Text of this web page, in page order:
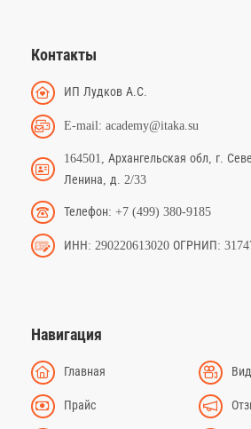
Контакты
ИП Лудков А.С.
E-mail: academy@itaka.su
164501, Архангельская обл, г.
Ленина, д. 2/33
Телефон: +7 (499) 380-9185
ИНН: 290220613020 ОГРНИП:
Навигация
Главная
Прайс